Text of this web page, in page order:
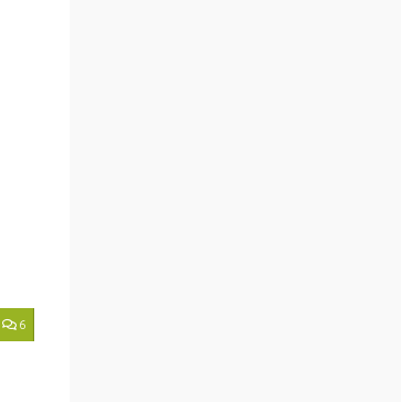
6